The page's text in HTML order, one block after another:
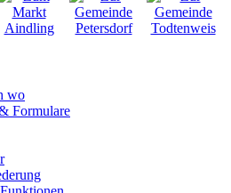
wo
Formulare